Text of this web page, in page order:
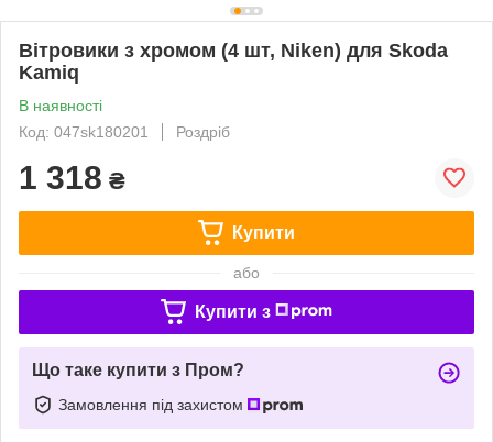
Вітровики з хромом (4 шт, Niken) для Skoda
Kamiq
В наявності
Код: 047sk180201
Роздріб
1 318 ₴
Купити
або
Купити з
Що таке купити з Пром?
Замовлення під захистом